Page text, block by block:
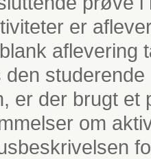
er
den
er der brugt
om